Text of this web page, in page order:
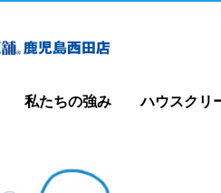
私たちの強み ハウスクリ